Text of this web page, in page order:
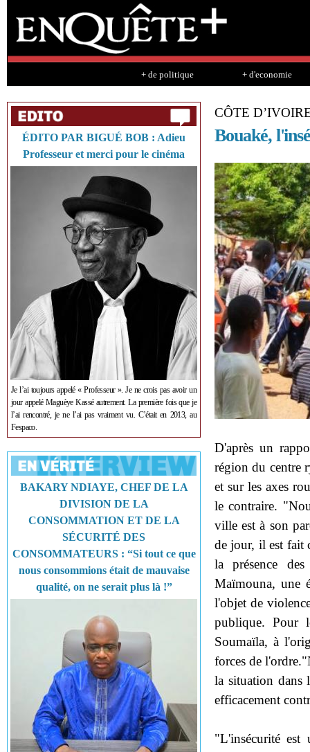
+ de politique + d'economie
ÉDITO PAR BIGUÉ BOB : Adieu
Professeur et merci pour le cinéma
Je l’ai toujours appelé « Professeur ». Je ne crois pas avoir un
jour appelé Maguèye Kassé autrement. La première fois que je
l’ai rencontré, je ne l’ai pas vraiment vu. C’était en 2013, au
Fespaco.
BAKARY NDIAYE, CHEF DE LA
DIVISION DE LA
CONSOMMATION ET DE LA
SÉCURITÉ DES
CONSOMMATEURS : “Si tout ce que
nous consommions était de mauvaise
qualité, on ne serait plus là !”
CÔTE
Bouaké,
D'après un
région du centre
et sur les axes
le contraire.
ville est à son
de jour, il est fait
la présence
Maïmouna, une
l'objet de
publique. Pour
Soumaïla, à
forces de
la situation dans
efficacement
"L'insécurité est